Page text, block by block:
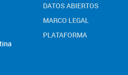
DATOS ABIERTOS
MARCO LEGAL
PLATAFORMA